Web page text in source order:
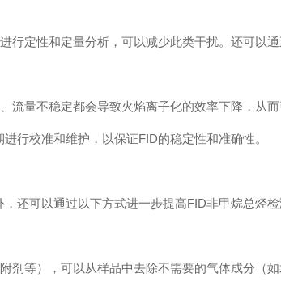
行定性和定量分析，可以减少此类干扰。还可以
流量不稳定都会导致火焰离子化的效率下降，从
行校准和维护，以保证FID的稳定性和准确性。
还可以通过以下方式进一步提高FID非甲烷总烃
剂等），可以从样品中去除不需要的气体成分（